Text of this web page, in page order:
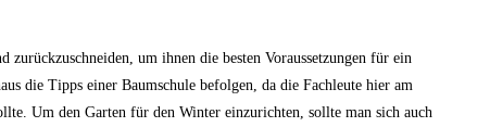
zurückzuschneiden, um ihnen die besten Voraussetzungen für ein
die Tipps einer Baumschule befolgen, da die Fachleute hier am
Um den Garten für den Winter einzurichten, sollte man sich auch